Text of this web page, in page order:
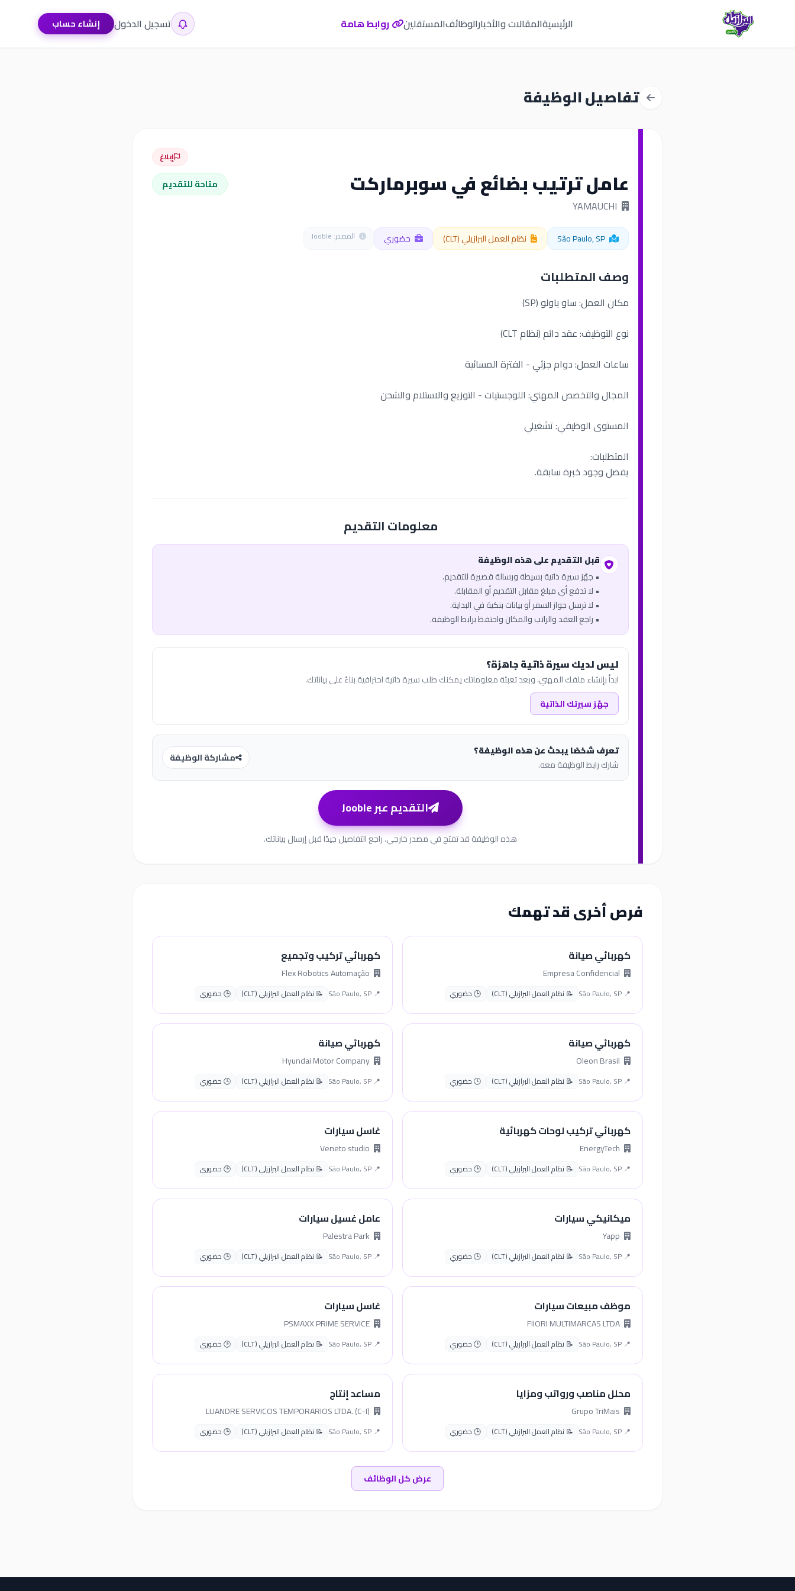
الرئيسيةالمقالات والأخبارالوظائفالمستقلين روابط هامة تسجيل الدخول إنشاء حساب
تفاصيل الوظيفة
إبلاغ
عامل ترتيب بضائع في سوبرماركت متاحة للتقديم
نظام العمل البرازيلي (CLT) حضوري المصدر: Jooble
وصف المتطلبات
مكان العمل: ساو باولو (SP)
نوع التوظيف: عقد دائم (نظام CLT)
ساعات العمل: دوام جزئي - الفترة المسائية
المجال والتخصص المهني: اللوجستيات - التوزيع والاستلام والشحن
المستوى الوظيفي: تشغيلي
المتطلبات:
يفضل وجود خبرة سابقة.
معلومات التقديم
قبل التقديم على هذه الوظيفة
• جهّز سيرة ذاتية بسيطة ورسالة قصيرة للتقديم.
• لا تدفع أي مبلغ مقابل التقديم أو المقابلة.
• لا ترسل جواز السفر أو بيانات بنكية في البداية.
• راجع العقد والراتب والمكان واحتفظ برابط الوظيفة.
ليس لديك سيرة ذاتية جاهزة؟
ابدأ بإنشاء ملفك المهني، وبعد تعبئة معلوماتك يمكنك طلب سيرة ذاتية احترافية بناءً على بياناتك.
جهّز سيرتك الذاتية
تعرف شخصًا يبحث عن هذه الوظيفة؟
شارك رابط الوظيفة معه.
مشاركة الوظيفة
التقديم عبر Jooble
هذه الوظيفة قد تفتح في مصدر خارجي. راجع التفاصيل جيدًا قبل إرسال بياناتك.
فرص أخرى قد تهمك
كهربائي صيانة
📍 São Paulo, SP 📝 نظام العمل البرازيلي (CLT) 🕒 حضوري
كهربائي تركيب وتجميع
📍 São Paulo, SP 📝 نظام العمل البرازيلي (CLT) 🕒 حضوري
كهربائي صيانة
📍 São Paulo, SP 📝 نظام العمل البرازيلي (CLT) 🕒 حضوري
كهربائي صيانة
📍 São Paulo, SP 📝 نظام العمل البرازيلي (CLT) 🕒 حضوري
كهربائي تركيب لوحات كهربائية
📍 São Paulo, SP 📝 نظام العمل البرازيلي (CLT) 🕒 حضوري
غاسل سيارات
📍 São Paulo, SP 📝 نظام العمل البرازيلي (CLT) 🕒 حضوري
ميكانيكي سيارات
📍 São Paulo, SP 📝 نظام العمل البرازيلي (CLT) 🕒 حضوري
عامل غسيل سيارات
📍 São Paulo, SP 📝 نظام العمل البرازيلي (CLT) 🕒 حضوري
موظف مبيعات سيارات
📍 São Paulo, SP 📝 نظام العمل البرازيلي (CLT) 🕒 حضوري
غاسل سيارات
📍 São Paulo, SP 📝 نظام العمل البرازيلي (CLT) 🕒 حضوري
محلل مناصب ورواتب ومزايا
📍 São Paulo, SP 📝 نظام العمل البرازيلي (CLT) 🕒 حضوري
مساعد إنتاج
📍 São Paulo, SP 📝 نظام العمل البرازيلي (CLT) 🕒 حضوري
عرض كل الوظائف